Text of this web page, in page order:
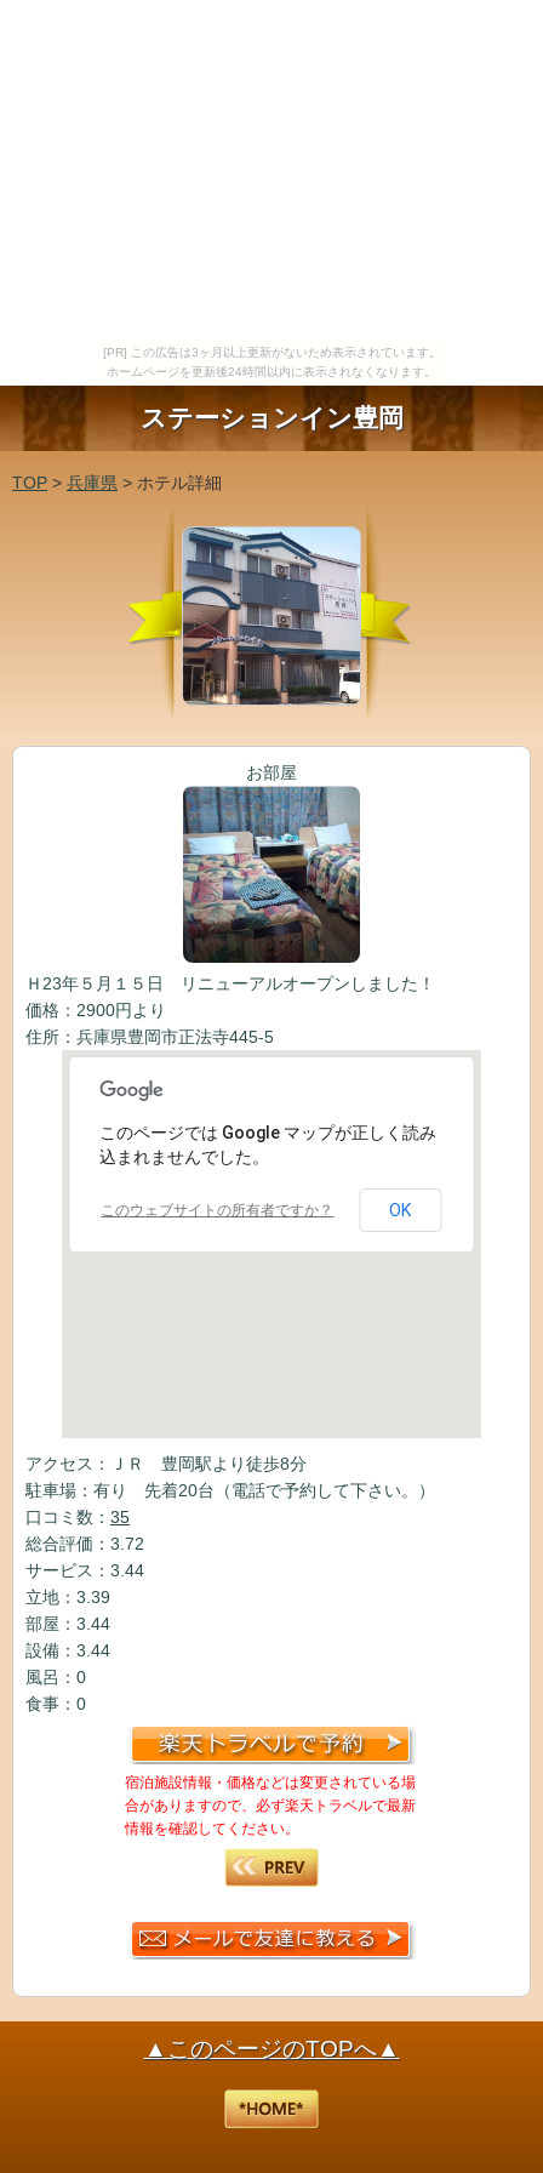
[PR] この広告は3ヶ月以上更新がないため表示されています。
ホームページを更新後24時間以内に表示されなくなります。
ステーションイン豊岡
TOP > 兵庫県 > ホテル詳細
お部屋
Ｈ23年５月１５日 リニューアルオープンしました！
価格：2900円より
住所：兵庫県豊岡市正法寺445-5
このページでは Google マップが正しく読み
込まれませんでした。
このウェブサイトの所有者ですか？ OK
アクセス：ＪＲ 豊岡駅より徒歩8分
駐車場：有り 先着20台（電話で予約して下さい。）
口コミ数： 35
総合評価：3.72
サービス：3.44
立地：3.39
部屋：3.44
設備：3.44
風呂：0
食事：0
宿泊施設情報・価格などは変更されている場
合がありますので、必ず楽天トラベルで最新
情報を確認してください。
▲このページのTOPへ▲